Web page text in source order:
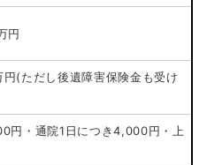
円
(ただし後遺障害保険金も受け
円・通院1日につき4,000円・上